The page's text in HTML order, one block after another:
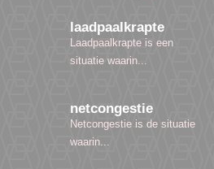
laadpaalkrapte
Laadpaalkrapte is een
situatie waarin...
netcongestie
Netcongestie is de situatie
waarin...